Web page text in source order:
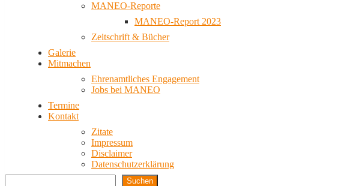
MANEO-Reporte
MANEO-Report 2023
Zeitschrift & Bücher
Galerie
Mitmachen
Ehrenamtliches Engagement
Jobs bei MANEO
Termine
Kontakt
Zitate
Impressum
Disclaimer
Datenschutzerklärung
Suchen